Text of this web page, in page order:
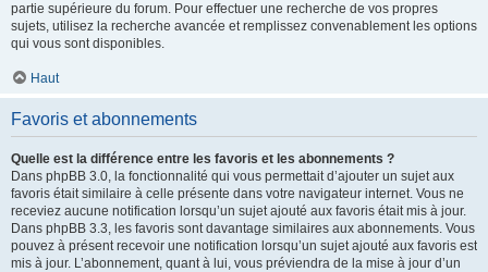
partie supérieure du forum. Pour effectuer une recherche de vos propres
sujets, utilisez la recherche avancée et remplissez convenablement les options
qui vous sont disponibles.
Haut
Favoris et abonnements
Quelle est la différence entre les favoris et les abonnements ?
Dans phpBB 3.0, la fonctionnalité qui vous permettait d’ajouter un sujet aux
favoris était similaire à celle présente dans votre navigateur internet. Vous ne
receviez aucune notification lorsqu’un sujet ajouté aux favoris était mis à jour.
Dans phpBB 3.3, les favoris sont davantage similaires aux abonnements. Vous
pouvez à présent recevoir une notification lorsqu’un sujet ajouté aux favoris est
mis à jour. L’abonnement, quant à lui, vous préviendra de la mise à jour d’un